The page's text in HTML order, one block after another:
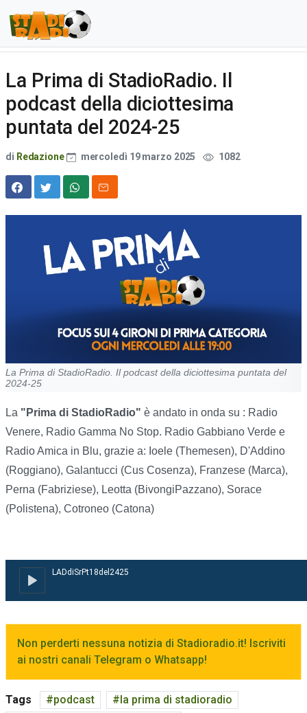
La Prima di StadioRadio. Il
podcast della diciottesima
puntata del 2024-25
di Redazione mercoledì 19 marzo 2025 1082
La Prima di StadioRadio. Il podcast della diciottesima puntata del
2024-25
La "Prima di StadioRadio" è andato in onda su : Radio
Venere, Radio Gamma No Stop. Radio Gabbiano Verde e
Radio Amica in Blu, grazie a: Ioele (Themesen), D'Addino
(Roggiano), Galantucci (Cus Cosenza), Franzese (Marca),
Perna (Fabriziese), Leotta (BivongiPazzano), Sorace
(Polistena), Cotroneo (Catona)
Non perderti nessuna notizia di Stadioradio.it! Iscriviti
ai nostri canali Telegram o Whatsapp!
Tags podcast
la prima di stadioradio